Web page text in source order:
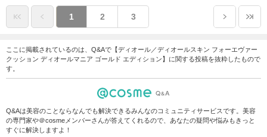
1 2 3
ここに掲載されているのは、Q&Aで【ディオール／ディオールスキン フォーエヴァー
クッション ディオールマニア ゴールド エディション】に関する投稿を抜粋したもので
す。
Q&Aは美容のことならなんでも解決できるみんなのコミュニティサービスです。美容
の専門家や＠cosmeメンバーさんが答えてくれるので、あなたの疑問や悩みもきっと
すぐに解決しますよ！